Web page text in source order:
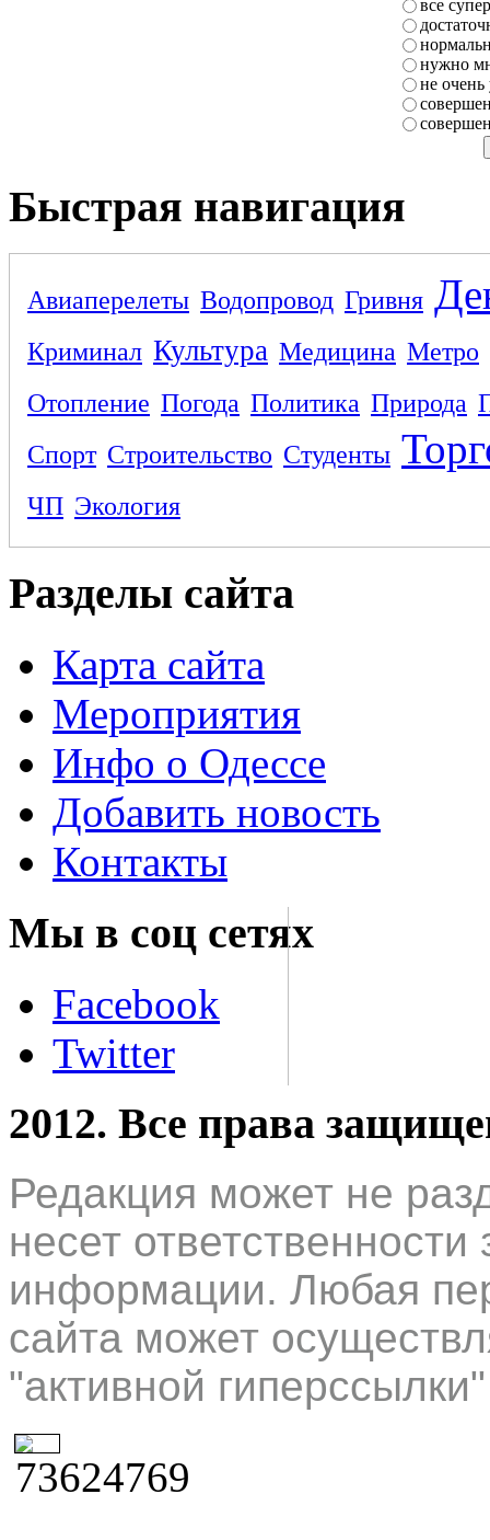
все супер
нужно
не очень
Быстрая навигация
Авиаперелеты Водопровод Гривня
Криминал Культура Медицина Метро
Отопление Погода Политика Природа
Спорт Строительство Студенты
ЧП Экология
Разделы сайта
Карта сайта
Мероприятия
Инфо о Одессе
Добавить новость
Контакты
Мы в соц сетях
Facebook
Twitter
2012. Все права
Редакция может не
несет
информации. Любая
сайта может
"активной